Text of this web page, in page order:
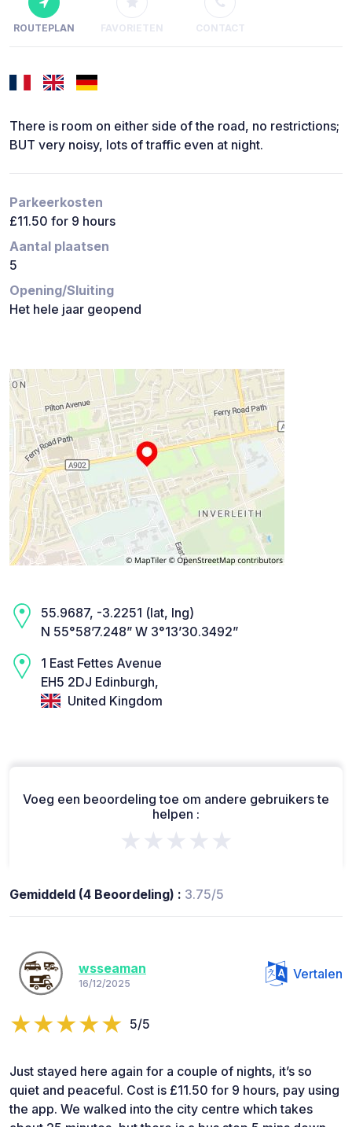
ROUTEPLAN FAVORIETEN CONTACT
There is room on either side of the road, no restrictions;
BUT very noisy, lots of traffic even at night.
Parkeerkosten
£11.50 for 9 hours
Aantal plaatsen
5
Opening/Sluiting
Het hele jaar geopend
55.9687, -3.2251 (lat, lng)
N 55°58’7.248” W 3°13’30.3492”
1 East Fettes Avenue
EH5 2DJ Edinburgh,
United Kingdom
Voeg een beoordeling toe om andere gebruikers te
helpen :
★★★★★
Gemiddeld (4 Beoordeling) : 3.75/5
wsseaman
16/12/2025
Vertalen
5/5
Just stayed here again for a couple of nights, it’s so
quiet and peaceful. Cost is £11.50 for 9 hours, pay using
the app. We walked into the city centre which takes